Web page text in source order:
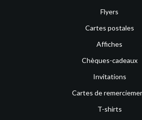
Flyers
Cartes postales
Affiches
Chèques-cadeaux
Invitations
Cartes de
T-shirts